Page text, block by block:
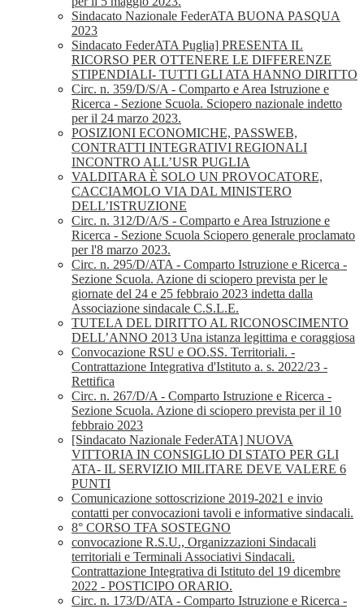
Sindacato Nazionale FederATA BUONA PASQUA
2023
Sindacato FederATA Puglia] PRESENTA IL
RICORSO PER OTTENERE LE DIFFERENZE
STIPENDIALI- TUTTI GLI ATA HANNO DIRITTO
Circ. n. 359/D/S/A - Comparto e Area Istruzione e
Ricerca - Sezione Scuola. Sciopero nazionale indetto
per il 24 marzo 2023.
POSIZIONI ECONOMICHE, PASSWEB,
CONTRATTI INTEGRATIVI REGIONALI
INCONTRO ALL’USR PUGLIA
VALDITARA È SOLO UN PROVOCATORE,
CACCIAMOLO VIA DAL MINISTERO
DELL’ISTRUZIONE
Circ. n. 312/D/A/S - Comparto e Area Istruzione e
Ricerca - Sezione Scuola Sciopero generale proclamato
per l'8 marzo 2023.
Circ. n. 295/D/ATA - Comparto Istruzione e Ricerca -
Sezione Scuola. Azione di sciopero prevista per le
giornate del 24 e 25 febbraio 2023 indetta dalla
Associazione sindacale C.S.L.E.
TUTELA DEL DIRITTO AL RICONOSCIMENTO
DELL’ANNO 2013 Una istanza legittima e coraggiosa
Convocazione RSU e OO.SS. Territoriali. -
Contrattazione Integrativa d'Istituto a. s. 2022/23 -
Rettifica
Circ. n. 267/D/A - Comparto Istruzione e Ricerca -
Sezione Scuola. Azione di sciopero prevista per il 10
febbraio 2023
[Sindacato Nazionale FederATA] NUOVA
VITTORIA IN CONSIGLIO DI STATO PER GLI
ATA- IL SERVIZIO MILITARE DEVE VALERE 6
PUNTI
Comunicazione sottoscrizione 2019-2021 e invio
contatti per convocazioni tavoli e informative sindacali.
8° CORSO TFA SOSTEGNO
convocazione R.S.U., Organizzazioni Sindacali
territoriali e Terminali Associativi Sindacali.
Contrattazione Integrativa di Istituto del 19 dicembre
2022 - POSTICIPO ORARIO.
Circ. n. 173/D/ATA - Comparto Istruzione e Ricerca -